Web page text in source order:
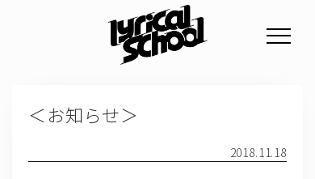
＜お知らせ＞
2018.11.18
PROFILE